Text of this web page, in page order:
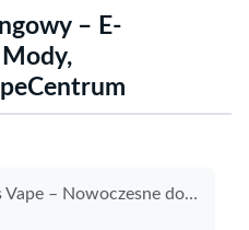
– E-
doświadczenie waporyzacji dla wymagających użytkowników